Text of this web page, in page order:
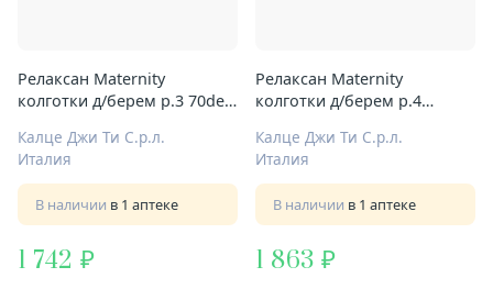
Релаксан Maternity
колготки д/берем р.3 70den
Калце Джи Ти С.р.л.
Италия
В наличии в 1 аптеке
1 742
Релаксан Maternity
колготки д/берем р.4
Калце Джи Ти С.р.л.
Италия
В наличии в 1 аптеке
1 863